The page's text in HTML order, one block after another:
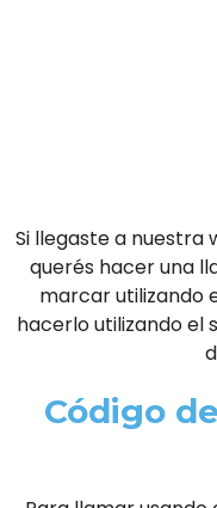
Si llegaste a
querés hacer una
marcar utilizando
hacerlo utilizando el
Código